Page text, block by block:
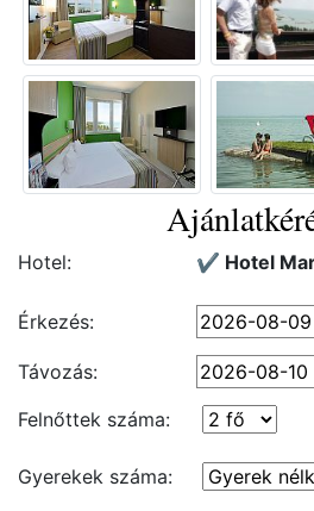
Hotel: ✔️ Hotel
Érkezés:
Távozás:
Felnőttek száma:
Gyerekek száma: